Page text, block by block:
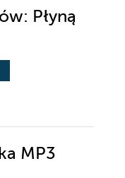
Płyną
MP3